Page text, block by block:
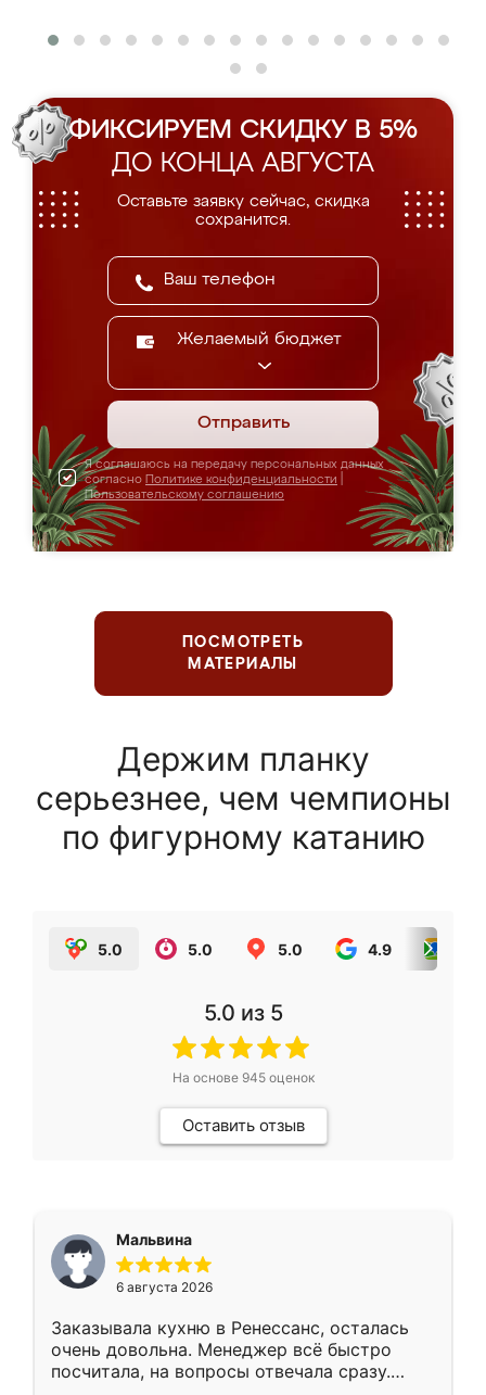
ФИКСИРУЕМ СКИДКУ В 5%
ДО КОНЦА АВГУСТА
Оставьте заявку сейчас, скидка
сохранится.
Желаемый бюджет
Отправить
Я соглашаюсь на передачу персональных данных
согласно Политике конфиденциальности
Пользовательскому соглашению
ПОСМОТРЕТЬ
МАТЕРИАЛЫ
Держим планку
серьезнее, чем чемпионы
по фигурному катанию
5.0 5.0 5.0 4.9
5.0 из 5
На основе 945оценок
Оставить отзыв
Мальвина
6 августа 2026
Заказывала кухню в Ренессанс, осталась
очень довольна. Менеджер всё быстро
посчитала, на вопросы отвечала сразу.